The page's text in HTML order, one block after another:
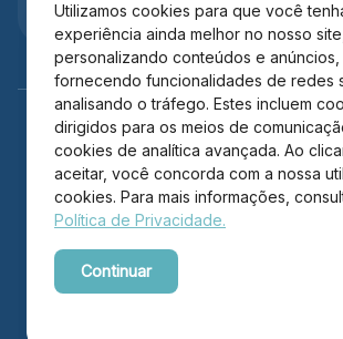
Utilizamos cookies para que você
experiência ainda melhor no nosso site,
personalizando conteúdos e anúncios,
fornecendo funcionalidades de redes
analisando o tráfego. Estes incluem
dirigidos para os meios de
cookies de analítica avançada. Ao
aceitar, você concorda com a nossa
cookies. Para mais informações,
Política de Privacidade.
Continuar
Copyright © 2026 Itajaí Shopping –